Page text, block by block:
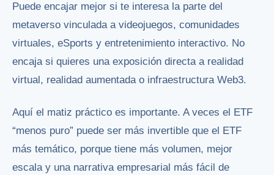
Puede encajar mejor si te interesa la parte del
metaverso vinculada a videojuegos, comunidades
virtuales, eSports y entretenimiento interactivo. No
encaja si quieres una exposición directa a realidad
virtual, realidad aumentada o infraestructura Web3.
Aquí el matiz práctico es importante. A veces el ETF
“menos puro” puede ser más invertible que el ETF
más temático, porque tiene más volumen, mejor
escala y una narrativa empresarial más fácil de